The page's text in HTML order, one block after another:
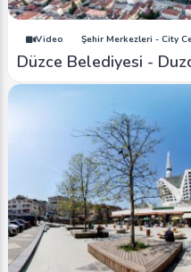
Video Şehir Merkezleri - City
Düzce Belediyesi -